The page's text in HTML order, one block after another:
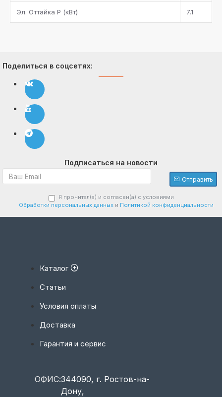
Эл. Оттайка P (кBт) 7,1
Поделиться в соцсетях:
Подписаться на новости
Отправить
Я прочитал(а) и согласен(а) с условиями
Обработки персональных данныхи Политикой конфиденциальности
Каталог
Статьи
Условия оплаты
Доставка
Гарантия и сервис
ОФИС:344090, г. Ростов-на-
Дону,